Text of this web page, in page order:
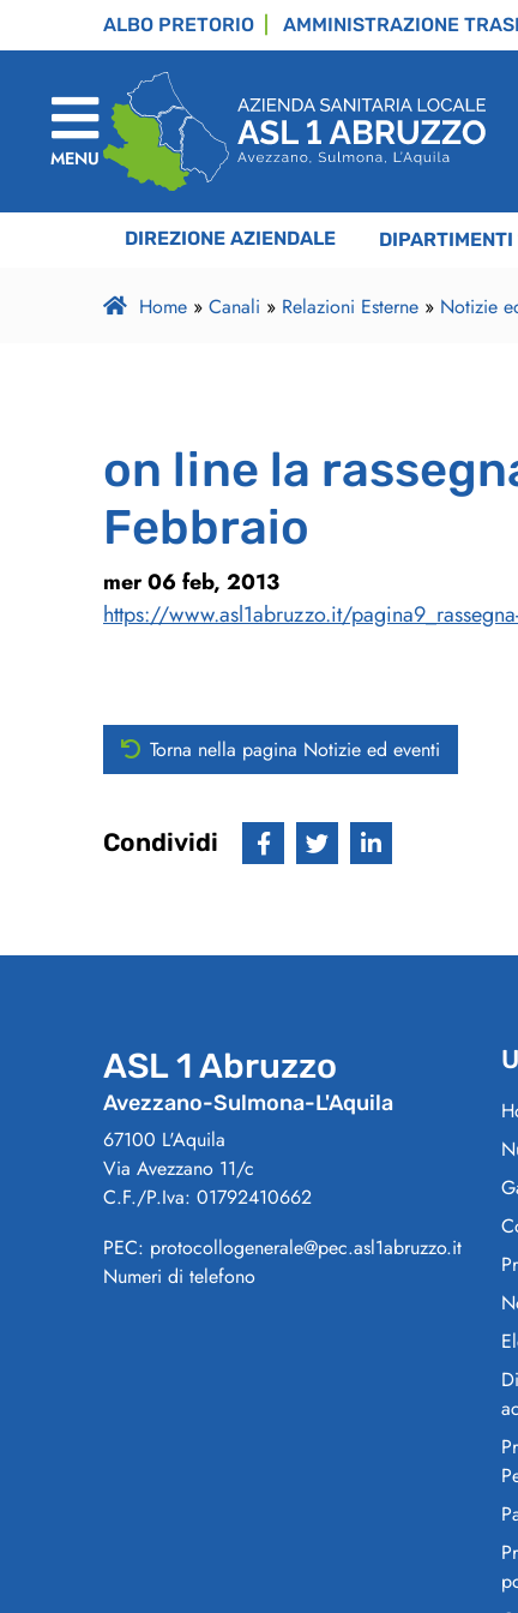
ALBO PRETORIO AMMINISTRAZIONE
MENU
DIREZIONE AZIENDALE DIPARTIMENTI
Home» Canali » Relazioni Esterne» Notizie
on line la
Febbraio
mer 06 feb, 2013
https://www.asl1abruzzo.it/
Torna nella pagina Notizie ed eventi
Condividi
ASL 1 Abruzzo
Avezzano-Sulmona-L'Aquila
67100 L'Aquila
Via Avezzano 11/c
C.F./P.Iva: 01792410662
PEC: protocollogenerale@pec.asl1abruzzo.it
Numeri di telefono